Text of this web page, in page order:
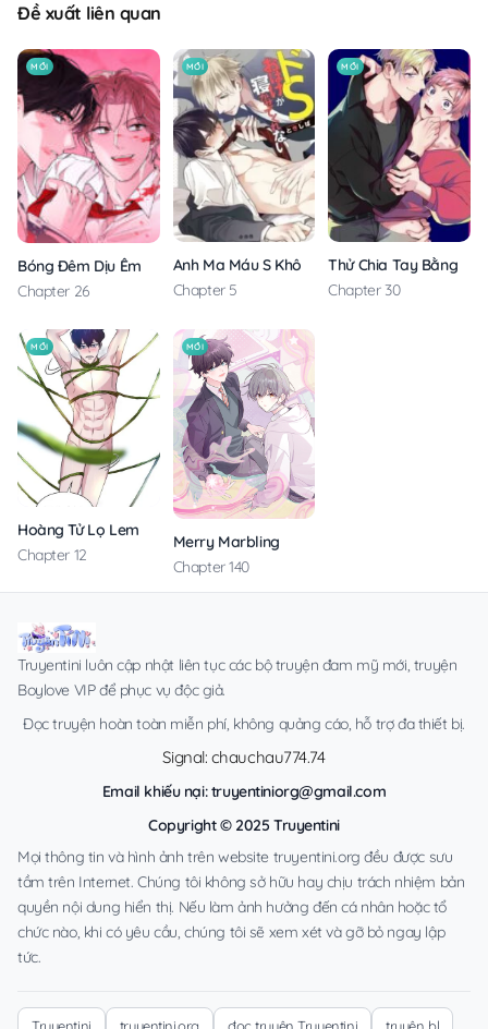
Đề xuất liên quan
MỚI
Bóng Đêm Dịu Êm
Chapter 26
MỚI
Anh Ma Máu S Không Cho Tôi Ngủ Yên
Chapter 5
MỚI
Thử Chia Tay Bằng
Chapter 30
MỚI
Hoàng Tử Lọ Lem
Chapter 12
MỚI
Merry Marbling
Chapter 140
Truyentini luôn cập nhật liên tục các bộ truyện đam mỹ mới, truyện
Boylove VIP để phục vụ độc giả.
Đọc truyện hoàn toàn miễn phí, không quảng cáo, hỗ trợ đa thiết bị.
Signal: chauchau774.74
Email khiếu nại:truyentiniorg@gmail.com
Copyright © 2025 Truyentini
Mọi thông tin và hình ảnh trên website truyentini.org đều được sưu
tầm trên Internet. Chúng tôi không sở hữu hay chịu trách nhiệm bản
quyền nội dung hiển thị. Nếu làm ảnh hưởng đến cá nhân hoặc tổ
chức nào, khi có yêu cầu, chúng tôi sẽ xem xét và gỡ bỏ ngay lập
tức.
Truyentini truyentini.org đọc truyện Truyentini truyện bl